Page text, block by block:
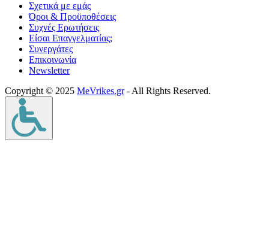
Σχετικά με εμάς
Όροι & Προϋποθέσεις
Συχνές Ερωτήσεις
Είσαι Επαγγελματίας;
Συνεργάτες
Επικοινωνία
Νewsletter
Copyright © 2025 MeVrikes.gr- All Rights Reserved.